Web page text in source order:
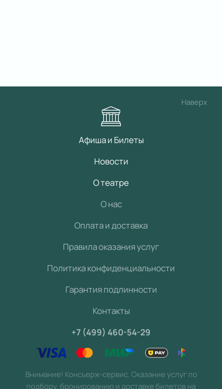
Наверх
Афиша и Билеты
Новости
О театре
О нас
Оплата и доставка
Правила оказания услуг
Политика конфиденциальности
Гарантия подлинности
Контакты
+7 (499) 460-54-29
Внимание! Консьерж-сервис. Оказание услуг по
подбору, бронированию и доставке билетов на